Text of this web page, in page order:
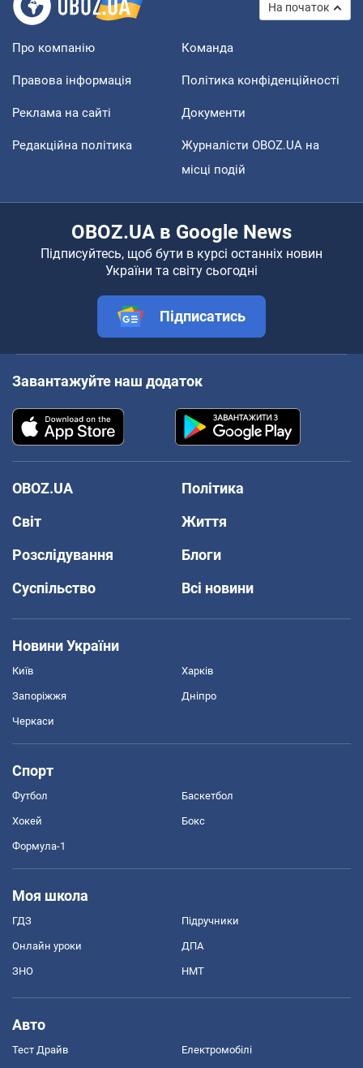
На початок
Про компанію Команда
Правова інформація Політика конфіденційності
Реклама на сайті Документи
Редакційна політика
Журналісти OBOZ.UA на
місці подій
OBOZ.UA в Google News
Підписуйтесь, щоб бути в курсі останніх новин
України та світу сьогодні
Підписатись
Завантажуйте наш додаток
OBOZ.UA
Політика
Світ
Життя
Розслідування
Блоги
Суспільство
Всі новини
Новини України
Київ Харків
Запоріжжя Дніпро
Черкаси
Спорт
Футбол Баскетбол
Хокей Бокс
Формула-1
Моя школа
ГДЗ Підручники
Онлайн уроки ДПА
ЗНО НМТ
Авто
Тест Драйв Електромобілі